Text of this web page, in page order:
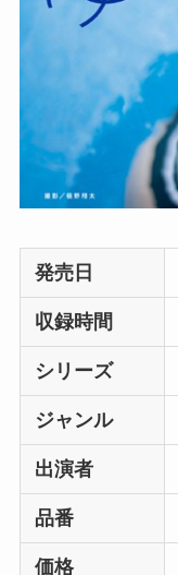
発売日
収録時間
シリーズ
ジャンル
出演者
品番
価格